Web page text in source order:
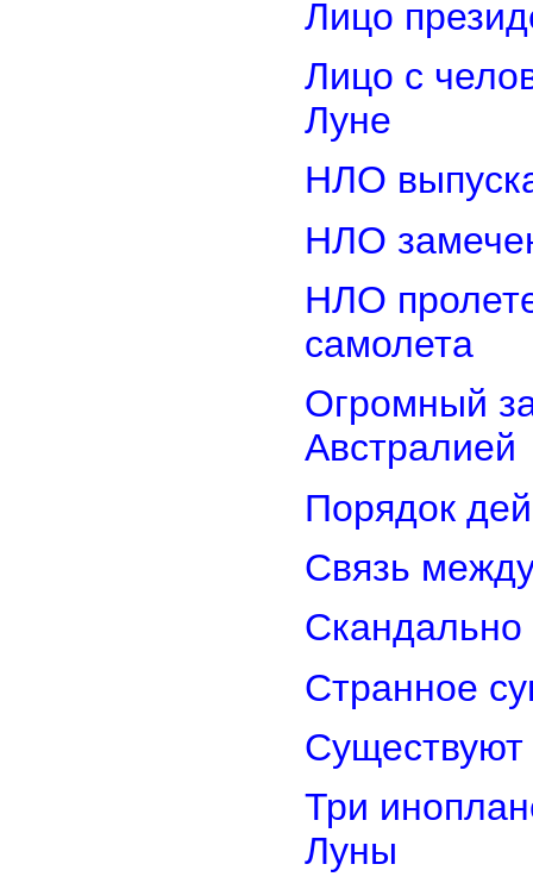
Лицо
Лицо с
Луне
НЛО
НЛО
НЛО
самолета
Огромный
Австралией
Порядок
Связь
Странное
Три
Луны